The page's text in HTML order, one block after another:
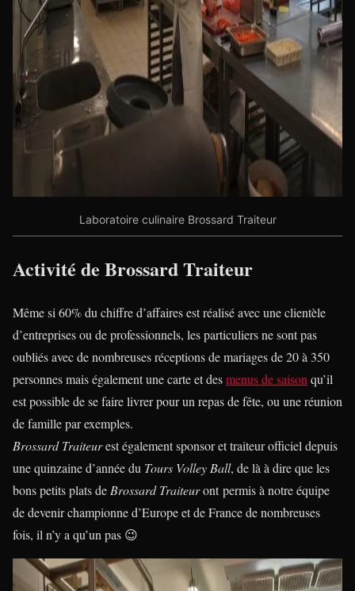
Laboratoire culinaire Brossard Traiteur
Activité de Brossard Traiteur
Même si 60% du chiffre d’affaires est réalisé avec une clientèle
d’entreprises ou de professionnels, les particuliers ne sont pas
oubliés avec de nombreuses réceptions de mariages de 20 à 350
personnes mais également une carte et desmenus de saison qu’il
est possible de se faire livrer pour un repas de fête, ou une réunion
de famille par exemples.
Brossard Traiteurest également sponsor et traiteur officiel depuis
une quinzaine d’année du Tours Volley Ball, de là à dire que les
bons petits plats de Brossard Traiteuront permis à notre équipe
de devenir championne d’Europe et de France de nombreuses
fois, il n’y a qu’un pas 😉